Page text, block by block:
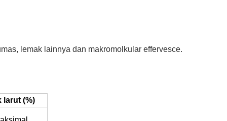
lemak lainnya dan makromolkular effervesce.
larut (%)